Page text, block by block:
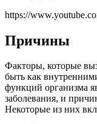
https://
Причины
Факторы, которые
быть как
функций организма
заболевания, и
Некоторые из них